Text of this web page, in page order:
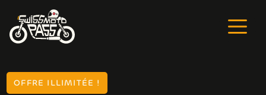
OFFRE ILLIMITÉE !